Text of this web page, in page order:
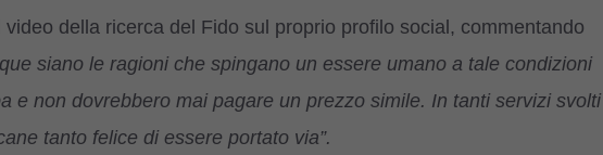
della ricerca del Fido sul proprio profilo social, commentando
siano le ragioni che spingano un essere umano a tale condizioni
e non dovrebbero mai pagare un prezzo simile. In tanti servizi svolti
tanto felice di essere portato via”.